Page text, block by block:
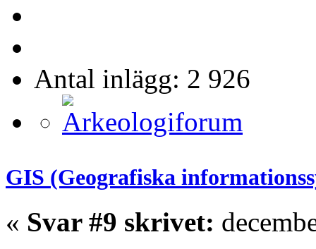
Antal inlägg: 2 926
GIS (Geografiska
« Svar #9 skrivet: